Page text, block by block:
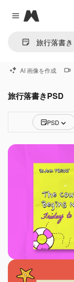
Close menu
Magnific
AI 画像を作成
旅行落書きPSD
PSD